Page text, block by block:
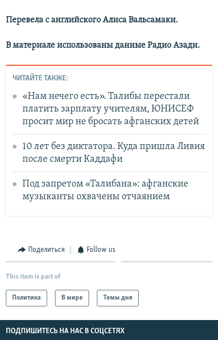
Перевела с английского Алиса Вальсамаки.
В материале использованы данные Радио Азади.
ЧИТАЙТЕ ТАКЖЕ:
«Нам нечего есть». Талибы перестали
платить зарплату учителям, ЮНИСЕФ
просит мир не бросать афганских детей
10 лет без диктатора. Куда пришла Ливия
после смерти Каддафи
Под запретом «Талибана»: афганские
музыканты охвачены отчаянием
Поделиться Follow us
This item is part of
Политика В мире Темы дня
ПОДПИШИТЕСЬ НА НАС В СОЦСЕТЯХ